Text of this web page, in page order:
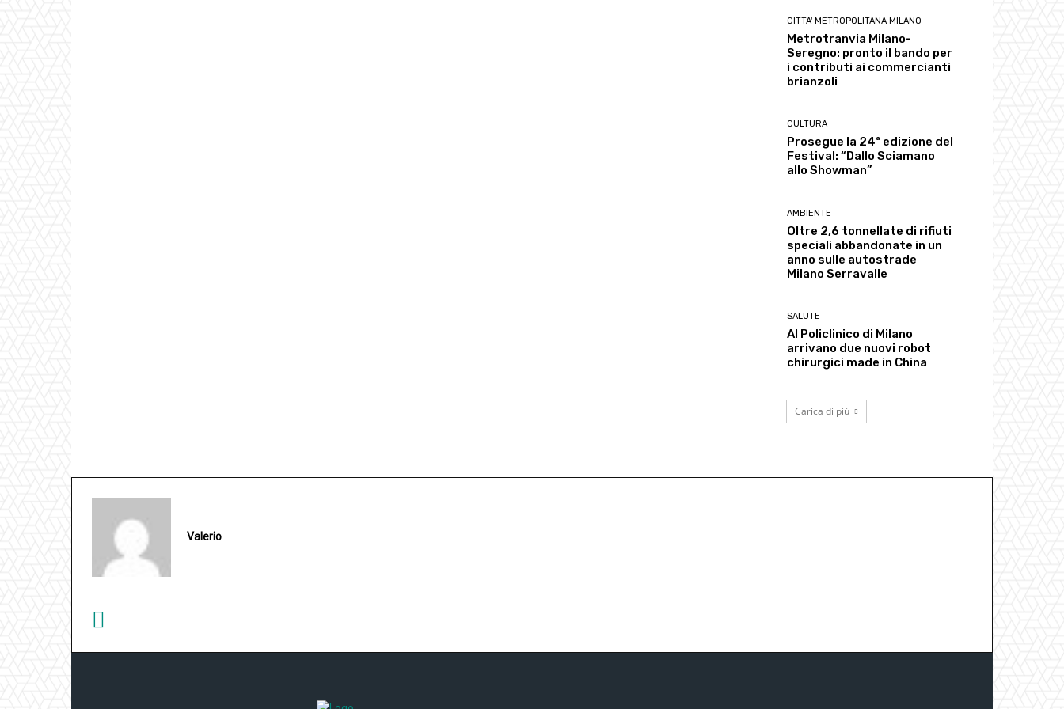
CITTA' METROPOLITANA MILANO
Metrotranvia Milano-
Seregno: pronto il bando per
i contributi ai commercianti
brianzoli
CULTURA
Prosegue la 24ª edizione del
Festival: “Dallo Sciamano
allo Showman”
AMBIENTE
Oltre 2,6 tonnellate di rifiuti
speciali abbandonate in un
anno sulle autostrade
Milano Serravalle
SALUTE
Al Policlinico di Milano
arrivano due nuovi robot
chirurgici made in China
Carica di più
Valerio